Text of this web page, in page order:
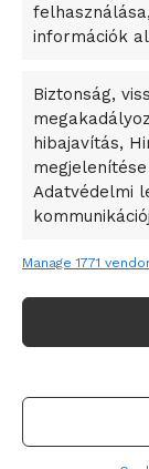
információk
Biztonság,
hibajavítás,
Adatvédelmi
Manage 1771
A Vajdasági
Dzsingisz kán
világkupa
Adatvédelmi
© 2019-2021